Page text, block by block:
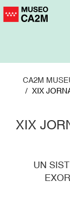
Skip
to
CA2M
XIX
XIX
UN